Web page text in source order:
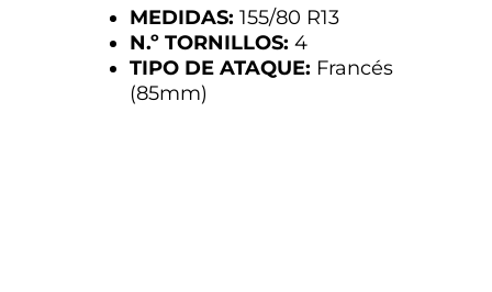
MEDIDAS: 155/80 R13
N.º TORNILLOS: 4
TIPO DE ATAQUE: Francés
(85mm)